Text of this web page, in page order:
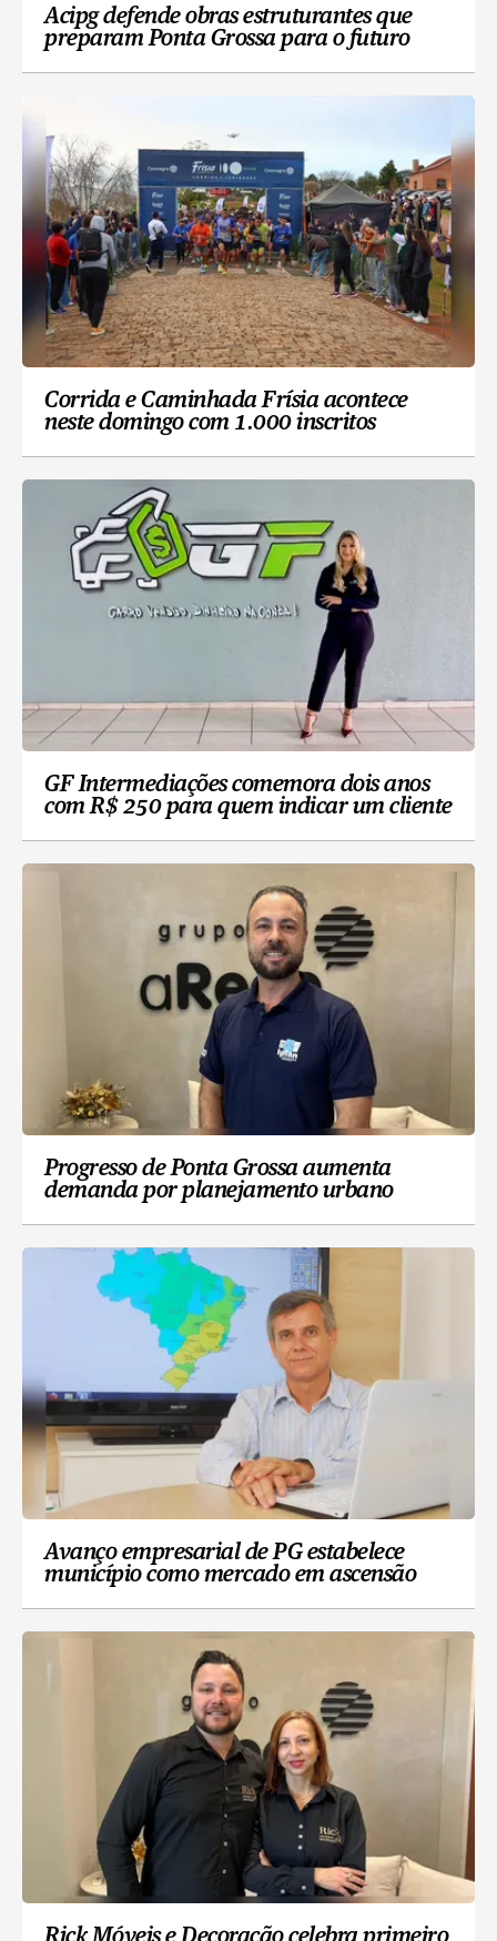
Acipg defende obras estruturantes que
preparam Ponta Grossa para o futuro
Corrida e Caminhada Frísia acontece
neste domingo com 1.000 inscritos
GF Intermediações comemora dois anos
com R$ 250 para quem indicar um cliente
Progresso de Ponta Grossa aumenta
demanda por planejamento urbano
Avanço empresarial de PG estabelece
município como mercado em ascensão